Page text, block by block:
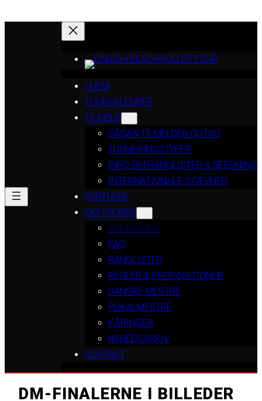
HJEM
TOURKALENDER
TILMELD
SÅDAN TILMELDER DU DIG
TURNERINGSTYPER
INFO OM RANGLISTER & SEEDNING
INTERNATIONALE STÆVNER
PARTNERE
OM TOUREN
OM TOUREN
FAQ
RANGLISTER
REGLER & PROPOSITIONER
DANSKE MESTRE
POKALMESTRE
KÅRINGER
NYHEDSARKIV
KONTAKT
DM-FINALERNE I BILLEDER